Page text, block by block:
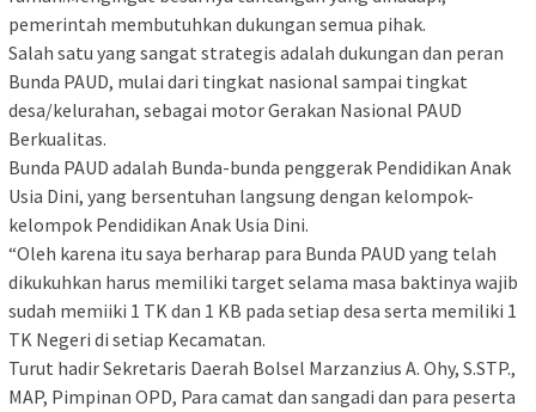
pemerintah membutuhkan dukungan semua pihak.
Salah satu yang sangat strategis adalah dukungan dan peran
Bunda PAUD, mulai dari tingkat nasional sampai tingkat
desa/kelurahan, sebagai motor Gerakan Nasional PAUD
Berkualitas.
Bunda PAUD adalah Bunda-bunda penggerak Pendidikan Anak
Usia Dini, yang bersentuhan langsung dengan kelompok-
kelompok Pendidikan Anak Usia Dini.
“Oleh karena itu saya berharap para Bunda PAUD yang telah
dikukuhkan harus memiliki target selama masa baktinya wajib
sudah memiiki 1 TK dan 1 KB pada setiap desa serta memiliki 1
TK Negeri di setiap Kecamatan.
Turut hadir Sekretaris Daerah Bolsel Marzanzius A. Ohy, S.STP.,
MAP, Pimpinan OPD, Para camat dan sangadi dan para peserta